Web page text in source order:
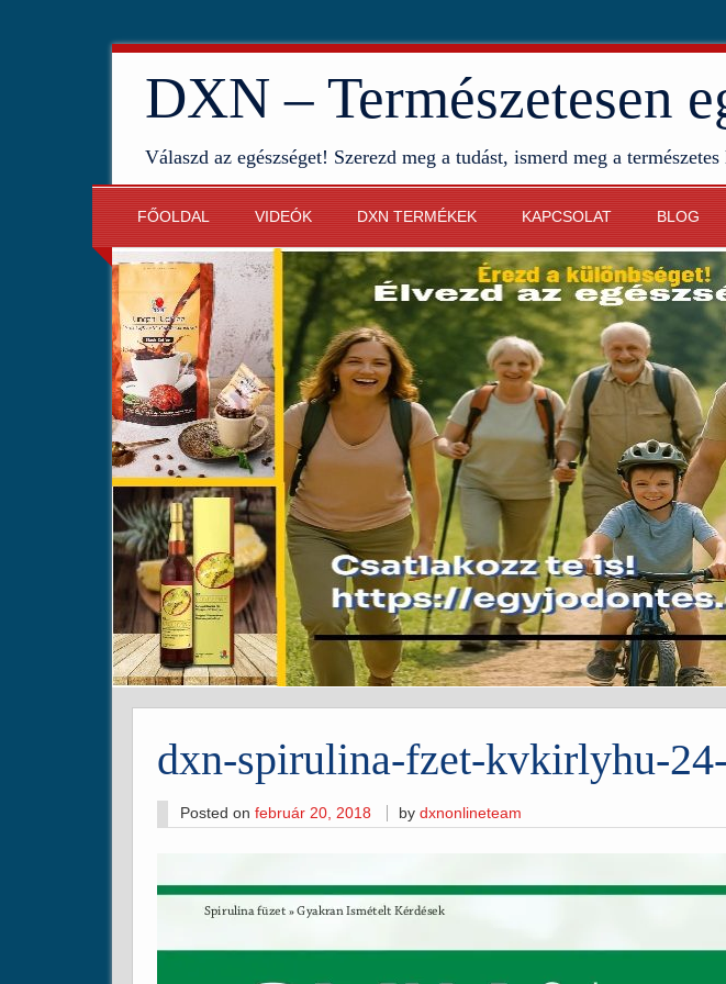
DXN – Természetesen
Válaszd az egészséget! Szerezd meg a tudást, ismerd meg a
FŐOLDAL VIDEÓK DXN TERMÉKEK KAPCSOLAT BLOG
dxn-spirulina-fzet-kvkirlyhu-
Posted on február 20, 2018 bydxnonlineteam